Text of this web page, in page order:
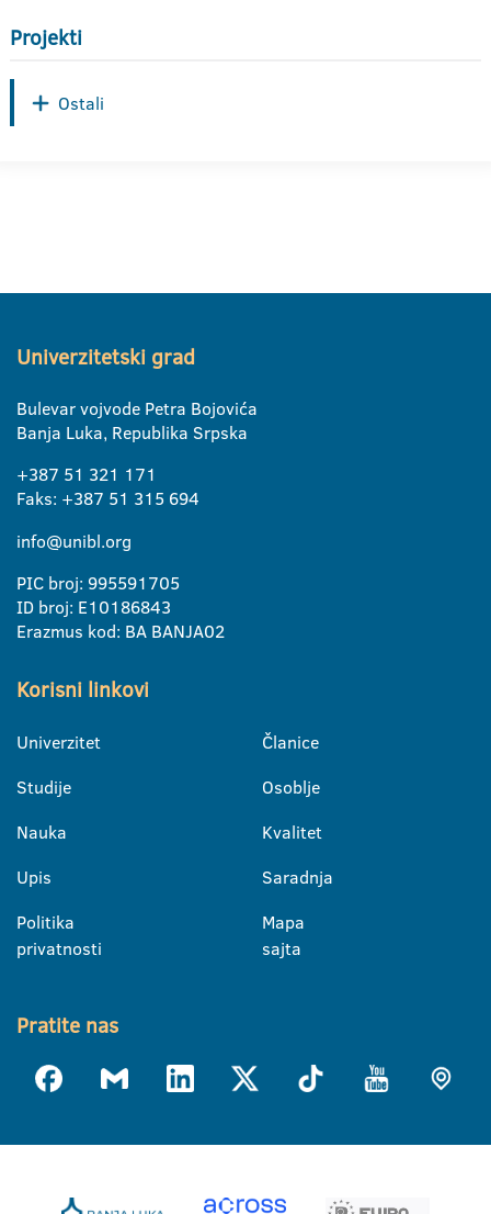
Projekti
Ostali
Univerzitetski grad
Bulevar vojvode Petra Bojovića
Banja Luka, Republika Srpska
+387 51 321 171
Faks: +387 51 315 694
info@unibl.org
PIC broj: 995591705
ID broj: E10186843
Erazmus kod: BA BANJA02
Korisni linkovi
Univerzitet
Studije
Nauka
Upis
Politika
privatnosti
Članice
Osoblje
Kvalitet
Saradnja
Mapa
sajta
Pratite nas